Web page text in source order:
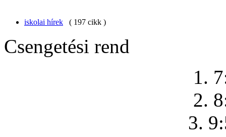
iskolai hírek ( 197 cikk )
Csengetési rend
1.
2.
3.